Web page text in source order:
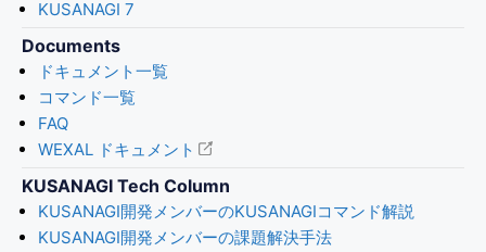
KUSANAGI 7
Documents
ドキュメント一覧
コマンド一覧
FAQ
WEXAL ドキュメント
KUSANAGI Tech Column
KUSANAGI開発メンバーのKUSANAGIコマンド解説
KUSANAGI開発メンバーの課題解決手法